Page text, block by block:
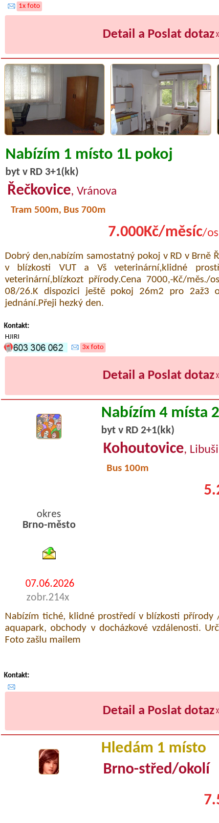
1x foto
Detail a Poslat dotaz
Nabízím 1 místo 1L pokoj
byt v RD 3+1(kk)
Řečkovice, Vránova
Tram 500m, Bus 700m
7.000Kč/měsíc/
Dobrý den,nabízím samostatný pokoj v RD v Brně
v blízkosti VUT a Vš veterinární,klidné
veterinární,blízkozt přírody.Cena 7000,-Kč/měs./
08/26.K dispozici ještě pokoj 26m2 pro 2až3
jednání.Přeji hezký den.
Kontakt:
HJIRI
3x foto
Detail a Poslat dotaz
Nabízím 4 místa
byt v RD 2+1(kk)
Kohoutovice,
Bus 100m
okres
Brno-město
07.06.2026
zobr.214x
Nabízím tiché, klidné prostředí v blízkosti přírody
aquapark, obchody v docházkové vzdálenosti.
Foto zašlu mailem
Kontakt:
Detail a Poslat dotaz
Hledám 1 místo
Brno-střed/okolí